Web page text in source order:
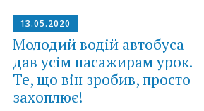
13.05.2020
Молодий водій автобуса
дав усім пасажирам урок.
Те, що він зробив, просто
захоплює!